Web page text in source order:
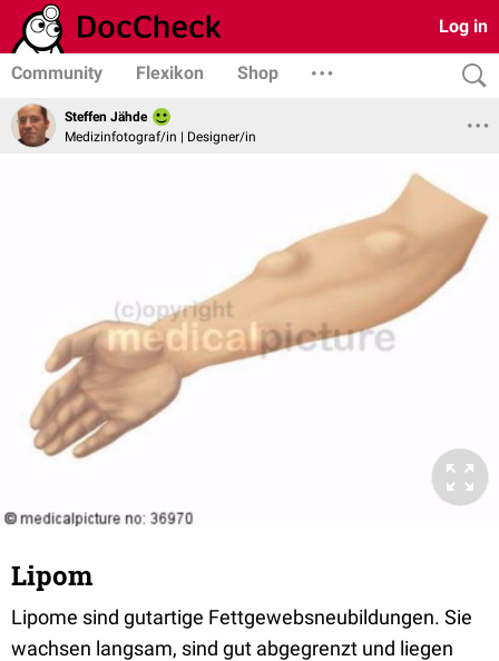
Log in
Community Flexikon Shop
Steffen Jähde
Medizinfotograf/in | Designer/in
Lipom
Lipome sind gutartige Fettgewebsneubildungen. Sie
wachsen langsam, sind gut abgegrenzt und liegen